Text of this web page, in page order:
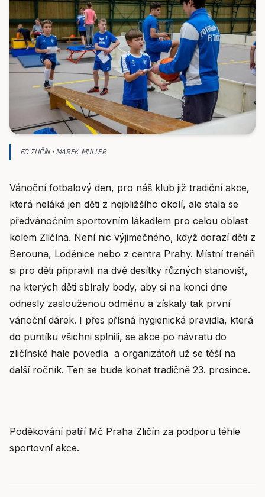
FC ZLIČÍN · MAREK MULLER
Vánoční fotbalový den, pro náš klub již tradiční akce,
která neláká jen děti z nejbližšího okolí, ale stala se
předvánočním sportovním lákadlem pro celou oblast
kolem Zličína. Není nic výjimečného, když dorazí děti z
Berouna, Loděnice nebo z centra Prahy. Místní trenéři
si pro děti připravili na dvě desítky různých stanovišť,
na kterých děti sbíraly body, aby si na konci dne
odnesly zaslouženou odměnu a získaly tak první
vánoční dárek. I přes přísná hygienická pravidla, která
do puntíku všichni splnili, se akce po návratu do
zličínské hale povedla a organizátoři už se těší na
další ročník. Ten se bude konat tradičně 23. prosince.
Poděkování patří Mč Praha Zličín za podporu téhle
sportovní akce.